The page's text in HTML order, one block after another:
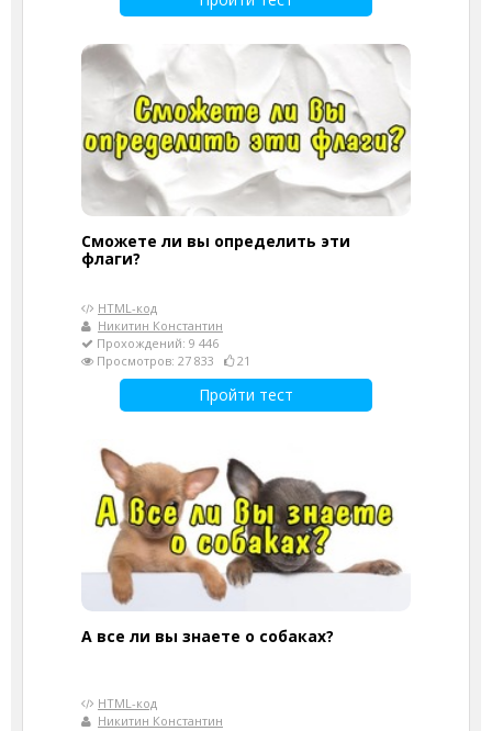
Сможете ли вы определить эти
флаги?
HTML-код
Никитин Константин
Прохождений: 9 446
Просмотров: 27 833
21
Пройти тест
А все ли вы знаете о собаках?
HTML-код
Никитин Константин